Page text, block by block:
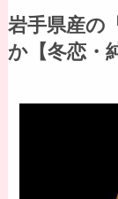
岩手県産の
か【冬恋・